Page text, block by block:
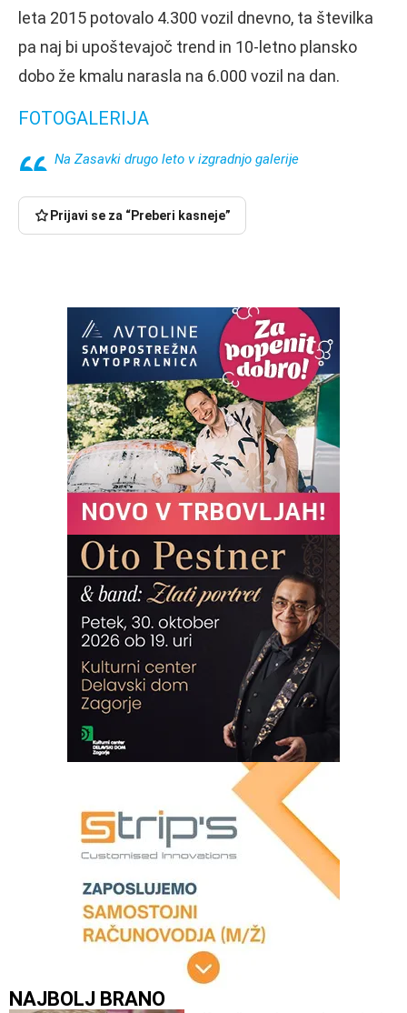
leta 2015 potovalo 4.300 vozil dnevno, ta številka
pa naj bi upoštevajoč trend in 10-letno plansko
dobo že kmalu narasla na 6.000 vozil na dan.
FOTOGALERIJA
Na Zasavki drugo leto v izgradnjo galerije
Prijavi se za “Preberi kasneje”
NAJBOLJ BRANO